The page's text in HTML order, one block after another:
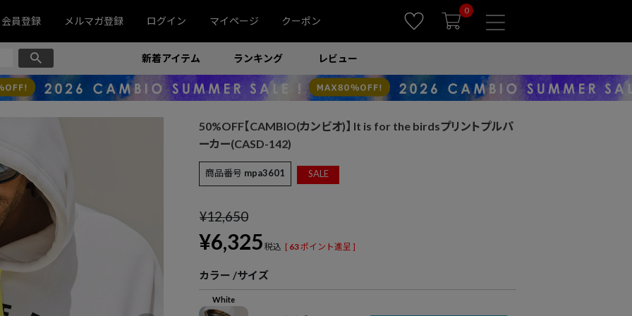
会員登録 メルマガ登録 ログイン マイページ クーポン
0
新着アイテム ランキング レビュー
50%OFF【CAMBIO(カンビオ)】 It is for the birdsプリントプルパ
ーカー(CASD-142)
商品番号 mpa3601 SALE
¥12,650
¥6,325 税込 [ 63ポイント進呈 ]
カラー サイズ
White